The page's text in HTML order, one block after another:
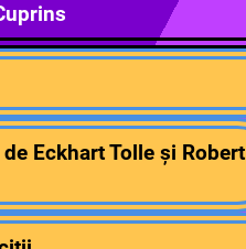
Eckhart Tolle și Robert